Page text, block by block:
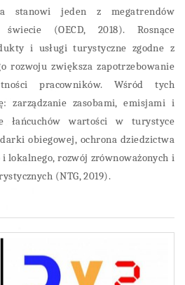
stanowi jeden z megatrendów
(OECD, 2018). Rosnące
i usługi turystyczne zgodne z
rozwoju zwiększa zapotrzebowanie
pracowników. Wśród tych
zarządzanie zasobami, emisjami i
łańcuchów wartości w turystyce
obiegowej, ochrona dziedzictwa
lokalnego, rozwój zrównoważonych i
(NTG, 2019).